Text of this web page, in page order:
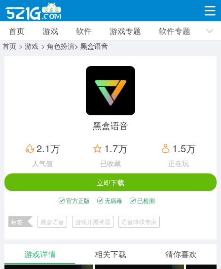
游戏 软件 游戏专题 软件专题 新闻资讯
动作闯关
12966款应用
赛车竞速
3632款应用
卡牌对战
2052款应用
体育运动
1280款应用
手游辅助
1959款应用
二次元
模拟经营
仙侠手游
手赚网赚
绝地求生
首页 游戏 软件 游戏专题 软件专题
首页 > 游戏 > 角色扮演> 黑盒语音
黑盒语音
2.1万
人气值
1.7万
已收藏
1.5万
正在玩
立即下载
官方正版 无病毒 已检测
标签 黑盒语音 游戏开黑神器 语音降噪专家
游戏详情 相关下载 猜你喜欢